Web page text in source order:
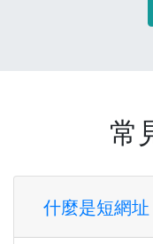
常
什麼是短網址